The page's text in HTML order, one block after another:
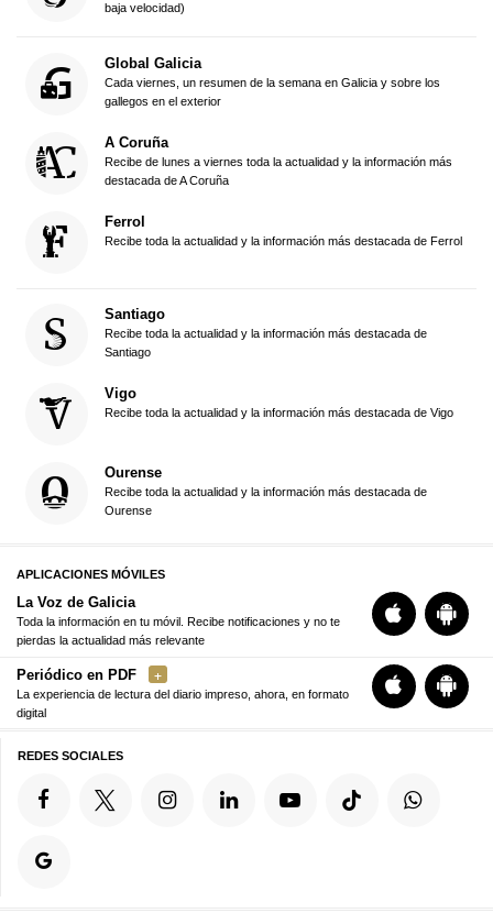
baja velocidad)
Global Galicia
Cada viernes, un resumen de la semana en Galicia y sobre los
gallegos en el exterior
A Coruña
Recibe de lunes a viernes toda la actualidad y la información más
destacada de A Coruña
Ferrol
Recibe toda la actualidad y la información más destacada de Ferrol
Santiago
Recibe toda la actualidad y la información más destacada de
Santiago
Vigo
Recibe toda la actualidad y la información más destacada de Vigo
Ourense
Recibe toda la actualidad y la información más destacada de
Ourense
APLICACIONES MÓVILES
La Voz de Galicia
Toda la información en tu móvil. Recibe notificaciones y no te
pierdas la actualidad más relevante
Periódico en PDF
La experiencia de lectura del diario impreso, ahora, en formato
digital
REDES SOCIALES